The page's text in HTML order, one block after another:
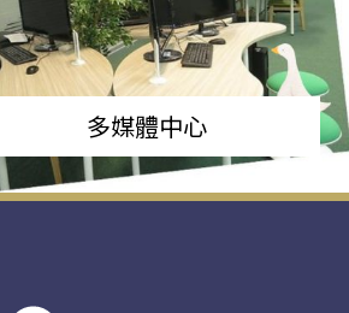
多媒體中心